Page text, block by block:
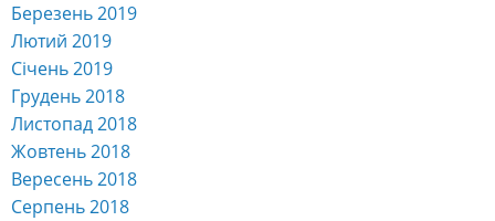
Березень 2019
Лютий 2019
Січень 2019
Грудень 2018
Листопад 2018
Жовтень 2018
Вересень 2018
Серпень 2018